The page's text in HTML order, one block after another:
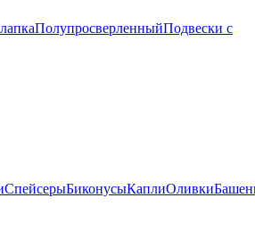
ПолупросверленныйПодвески с
СпейсерыБиконусыКаплиОливки